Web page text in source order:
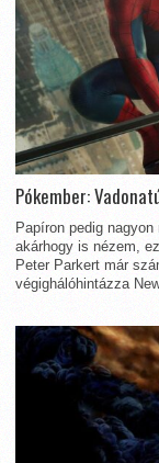
Pókember:
Papíron pedig
akárhogy is nézem,
Peter Parkert már
végighálóhintázza